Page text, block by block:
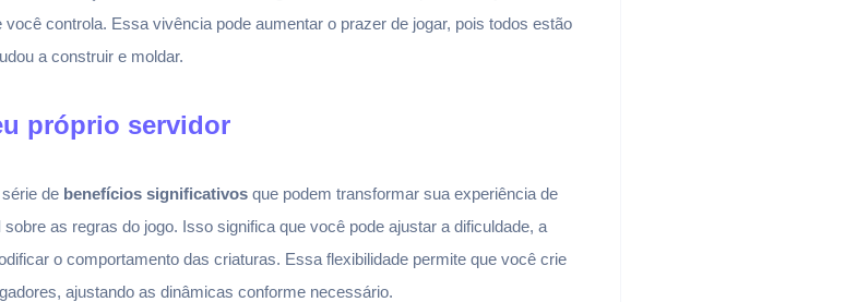
controla. Essa vivência pode aumentar o prazer de jogar, pois todos estão
a construir e moldar.
próprio servidor
de benefícios significativos que podem transformar sua experiência de
sobre as regras do jogo. Isso significa que você pode ajustar a dificuldade, a
o comportamento das criaturas. Essa flexibilidade permite que você crie
ajustando as dinâmicas conforme necessário.